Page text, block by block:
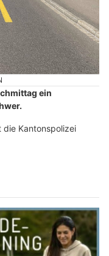
ein
die Kantonspolizei